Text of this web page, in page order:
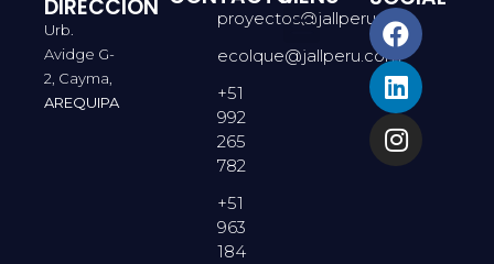
DIRECCION
Urb.
Avidge G-
2, Cayma,
AREQUIPA
proyectos@jallperu.com
ecolque@jallperu.com
+51
992
265
782
+51
963
184